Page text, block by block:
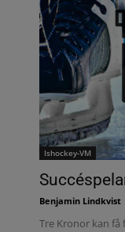
Ishockey-VM
Benjamin Lindkvist
Tre Kronor kan